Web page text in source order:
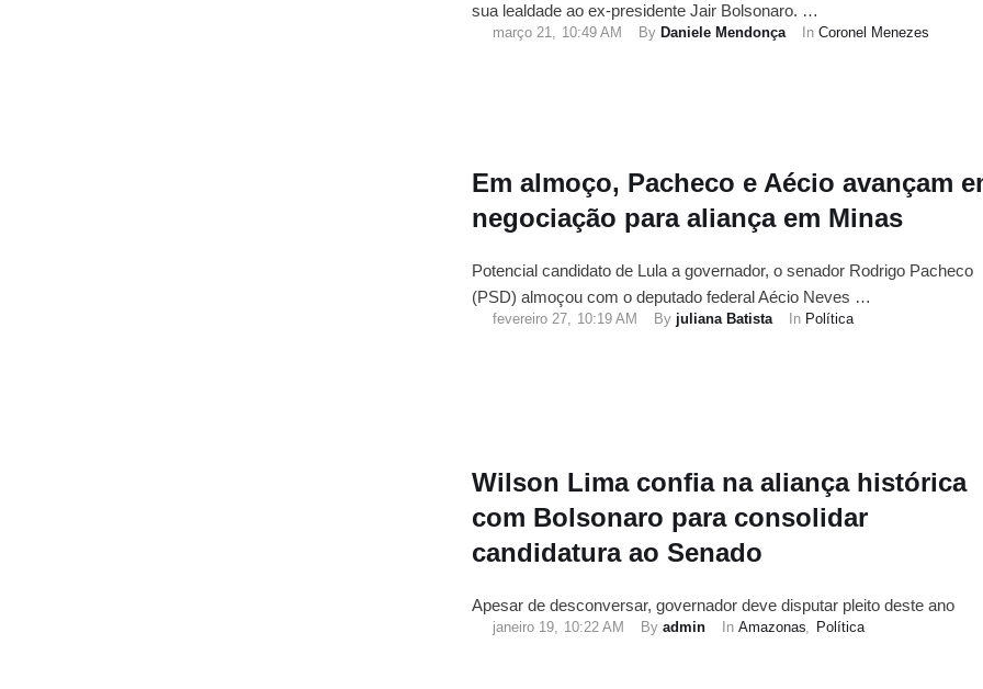
sua lealdade ao ex-presidente Jair Bolsonaro. …
março 21, 10:49 AM By Daniele Mendonça In Coronel Menezes
Em almoço, Pacheco e Aécio avançam
negociação para aliança em Minas
Potencial candidato de Lula a governador, o senador Rodrigo Pacheco
(PSD) almoçou com o deputado federal Aécio Neves …
fevereiro 27, 10:19 AM By juliana Batista In Política
Wilson Lima confia na aliança histórica
com Bolsonaro para consolidar
candidatura ao Senado
Apesar de desconversar, governador deve disputar pleito deste ano
janeiro 19, 10:22 AM By admin In Amazonas Política